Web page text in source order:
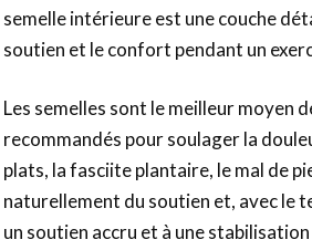
semelle intérieure est une couche
soutien et le confort pendant un
Les semelles sont le meilleur moyen
recommandés pour soulager la
plats, la fasciite plantaire, le mal de
naturellement du soutien et, avec le
un soutien accru et à une